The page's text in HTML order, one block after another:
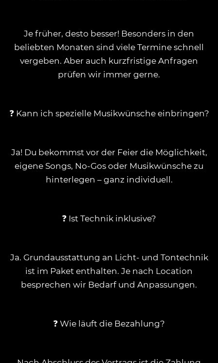
Je früher, desto besser! Besonders in den
beliebten Monaten sind viele Termine schnell
vergeben. Aber auch kurzfristige Anfragen
prüfen wir immer gerne.
❓ Kann ich spezielle Musikwünsche einbringen?
Ja! Du bekommst vor der Feier die Möglichkeit,
eigene Songs, No-Gos oder Musikwünsche zu
hinterlegen – ganz individuell.
❓ Ist Technik inklusive?
Ja. Grundausstattung an Licht- und Tontechnik
ist im Paket enthalten. Je nach Location
besprechen wir Bedarf und Anpassungen.
❓ Wie läuft die Bezahlung?